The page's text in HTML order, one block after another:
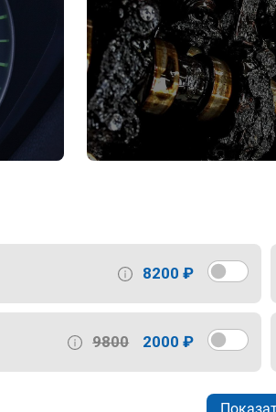
8200 ₽
9800 2000 ₽